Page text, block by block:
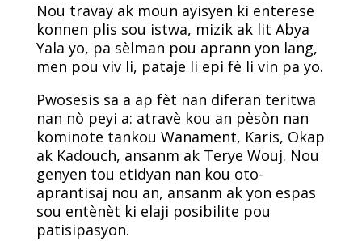
Nou travay ak moun ayisyen ki enterese
konnen plis sou istwa, mizik ak lit Abya
Yala yo, pa sèlman pou aprann yon lang,
men pou viv li, pataje li epi fè li vin pa yo.
Pwosesis sa a ap fèt nan diferan teritwa
nan nò peyi a: atravè kou an pèsòn nan
kominote tankou Wanament, Karis, Okap
ak Kadouch, ansanm ak Terye Wouj. Nou
genyen tou etidyan nan kou oto-
aprantisaj nou an, ansanm ak yon espas
sou entènèt ki elaji posibilite pou
patisipasyon.